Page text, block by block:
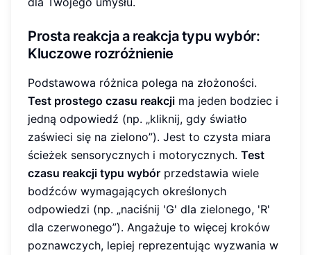
Prosta reakcja a reakcja typu wybór:
Kluczowe rozróżnienie
Podstawowa różnica polega na złożoności.
Test prostego czasu reakcji ma jeden bodziec i
jedną odpowiedź (np. „kliknij, gdy światło
zaświeci się na zielono”). Jest to czysta miara
ścieżek sensorycznych i motorycznych. Test
czasu reakcji typu wybór przedstawia wiele
bodźców wymagających określonych
odpowiedzi (np. „naciśnij 'G' dla zielonego, 'R'
dla czerwonego”). Angażuje to więcej kroków
poznawczych, lepiej reprezentując wyzwania w